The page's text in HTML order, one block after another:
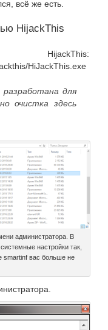
всё же есть.
HijackThis
HijackThis:
HiJackThis.exe
разработана для
очистка здесь
администратора. В
настройки так,
smartinf вас больше не